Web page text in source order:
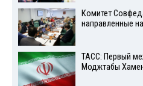
Комитет
направленные
ТАСС: Первый
Моджтабы